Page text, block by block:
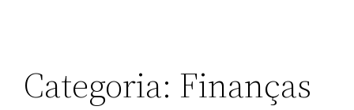
Categoria: Finanças